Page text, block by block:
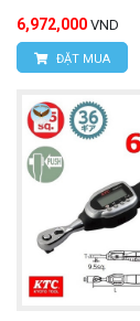
6,972,000 VND
ĐẶT MUA